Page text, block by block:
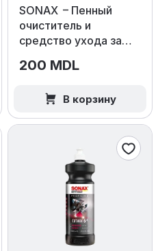
SONAX – Пенный
очиститель и
средство ухода за
200 MDL
В корзину